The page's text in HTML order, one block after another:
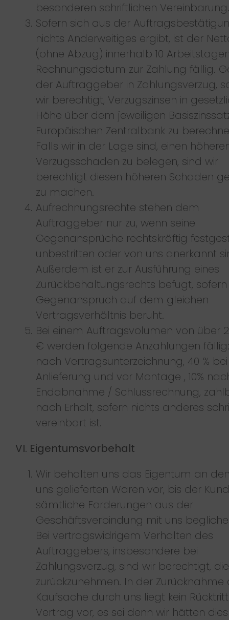
besonderen schriftlichen Vereinbarung.
Sofern sich aus der
nichts Anderweitiges ergibt, ist der
(ohne Abzug) innerhalb 10
Rechnungsdatum zur Zahlung fällig.
der Auftraggeber in Zahlungsverzug,
wir berechtigt, Verzugszinsen in
Höhe über dem jeweiligen
Europäischen Zentralbank zu
Falls wir in der Lage sind, einen
Verzugsschaden zu belegen, sind wir
berechtigt diesen höheren Schaden
zu machen.
Aufrechnungsrechte stehen dem
Auftraggeber nur zu, wenn seine
Gegenansprüche rechtskräftig
unbestritten oder von uns anerkannt
Außerdem ist er zur Ausführung eines
Zurückbehaltungsrechts befugt, sofern
Gegenanspruch auf dem gleichen
Vertragsverhältnis beruht.
Bei einem Auftragsvolumen von über
€ werden folgende Anzahlungen fällig:
nach Vertragsunterzeichnung, 40 % bei
Anlieferung und vor Montage , 10%
Endabnahme / Schlussrechnung,
nach Erhalt, sofern nichts anderes
vereinbart ist.
VI. Eigentumsvorbehalt
Wir behalten uns das Eigentum an
uns gelieferten Waren vor, bis der
sämtliche Forderungen aus der
Geschäftsverbindung mit uns
Bei vertragswidrigem Verhalten des
Auftraggebers, insbesondere bei
Zahlungsverzug, sind wir berechtigt,
zurückzunehmen. In der Zurücknahme
Kaufsache durch uns liegt kein
Vertrag vor, es sei denn wir hätten dies